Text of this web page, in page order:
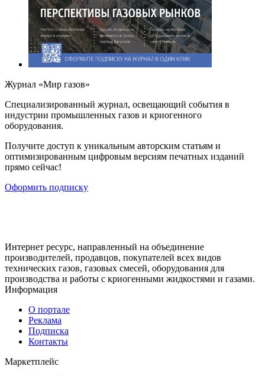
Журнал «Мир газов»
Cпециализированный журнал, освещающий события в
индустрии промышленных газов и криогенного
оборудования.
Получите доступ к уникальным авторским статьям и
оптимизированным цифровым версиям печатных изданий
прямо сейчас!
Оформить подписку
Интернет ресурс, направленный на объединение
производителей, продавцов, покупателей всех видов
технических газов, газовых смесей, оборудования для
производства и работы с криогенными жидкостями и газами.
Информация
О портале
Реклама
Подписка
Контакты
Маркетплейс